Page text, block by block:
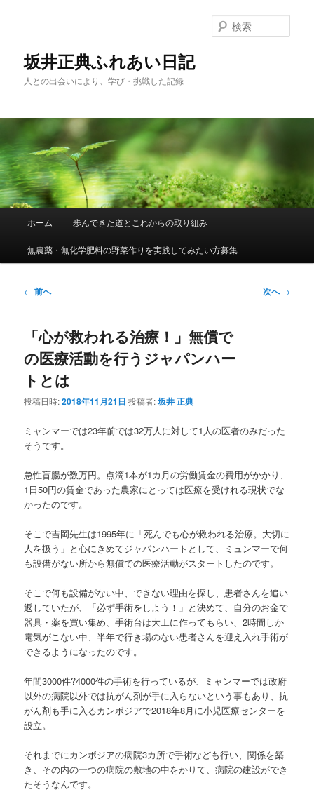
へ
動
坂井正典ふれあい日記
人との出会いにより、学び・挑戦した記録
索
メ
ホーム 歩んできた道とこれからの取り組み
無農薬・無化学肥料の野菜作りを実践してみたい方募集
投
ビ
ー
シ
ョ
ン
← 前へ 次へ→
「心が救われる治療！」無償で
の医療活動を行うジャパンハー
トとは
投稿日時:2018年11月21日 投稿者:坂井 正典
ミャンマーでは23年前では32万人に対して1人の医者のみだった
そうです。
急性盲腸が数万円。点滴1本が1カ月の労働賃金の費用がかかり、
1日50円の賃金であった農家にとっては医療を受けれる現状でな
かったのです。
そこで吉岡先生は1995年に「死んでも心が救われる治療。大切に
人を扱う」と心にきめてジャパンハートとして、ミュンマーで何
も設備がない所から無償での医療活動がスタートしたのです。
そこで何も設備がない中、できない理由を探し、患者さんを追い
返していたが、「必ず手術をしよう！」と決めて、自分のお金で
器具・薬を買い集め、手術台は大工に作ってもらい、2時間しか
電気がこない中、半年で行き場のない患者さんを迎え入れ手術が
できるようになったのです。
年間3000件?4000件の手術を行っているが、ミャンマーでは政府
以外の病院以外では抗がん剤が手に入らないという事もあり、抗
がん剤も手に入るカンボジアで2018年8月に小児医療センターを
設立。
それまでにカンボジアの病院3カ所で手術なども行い、関係を築
き、その内の一つの病院の敷地の中をかりて、病院の建設ができ
たそうなんです。